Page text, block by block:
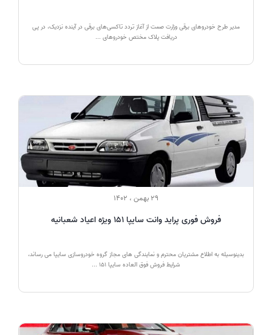
مدیر طرح خودروهای برقی وزارت صمت از آغاز تردد تاکسی‌های برقی در آینده نزدیک، در پی
دریافت پلاک مختص خودروهای ...
29 بهمن ، 1402
فروش فوری پراید وانت سایپا 151 ویژه اعیاد شعبانیه
بدینوسیله به اطلاع مشتریان محترم و نمایندگی های مجاز گروه خودروسازی سایپا می رساند،
شرایط فروش فوق العاده سایپا 151 ...